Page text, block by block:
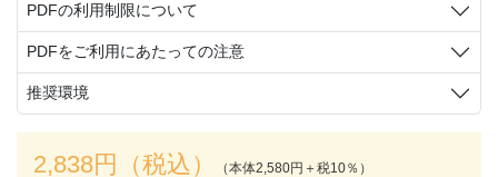
PDFの利用制限について
PDFをご利用にあたっての注意
推奨環境
2,838円（税込） （本体2,580円＋税10％）